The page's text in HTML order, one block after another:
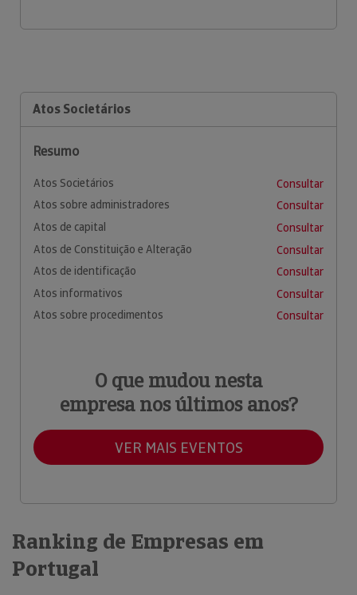
Atos Societários
Resumo
Atos Societários
Consultar
Atos sobre administradores
Consultar
Atos de capital
Consultar
Atos de Constituição e Alteração
Consultar
Atos de identificação
Consultar
Atos informativos
Consultar
Atos sobre procedimentos
Consultar
O que mudou nesta
empresa nos últimos anos?
VER MAIS EVENTOS
Ranking de Empresas em
Portugal